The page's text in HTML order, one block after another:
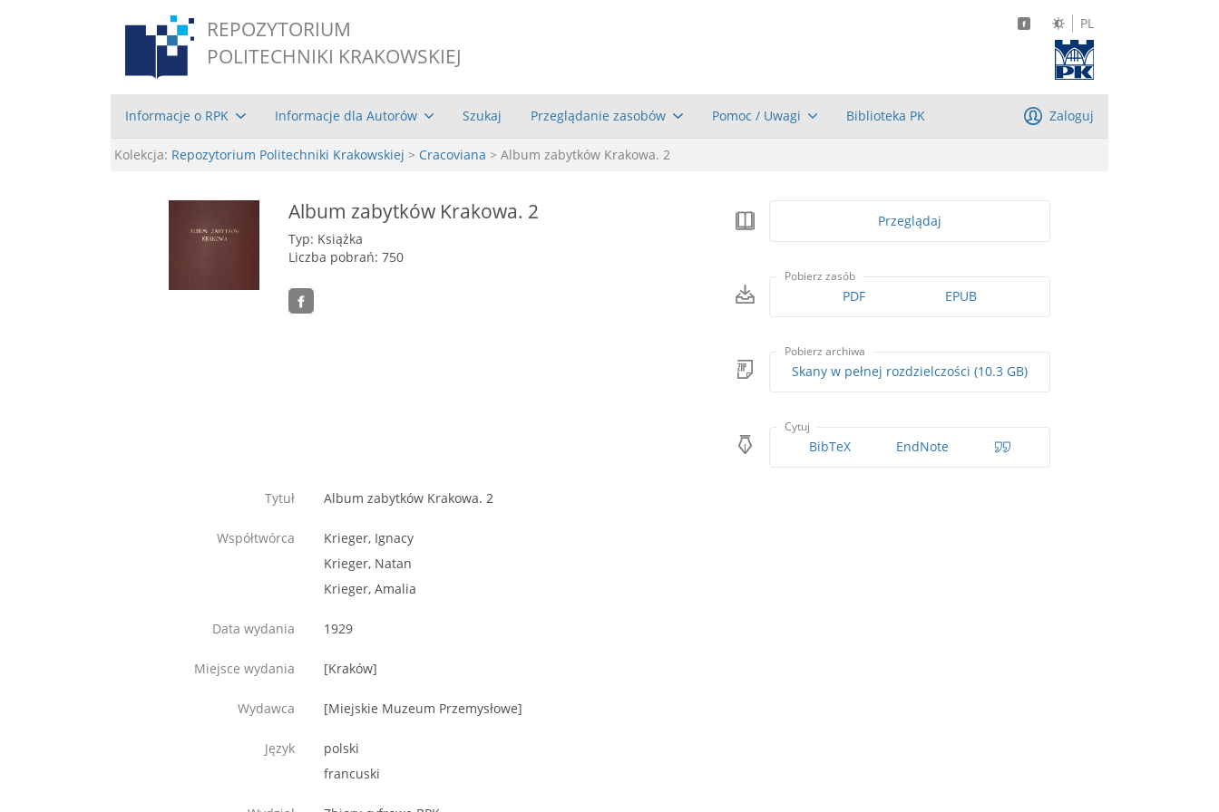
REPOZYTORIUM
POLITECHNIKI KRAKOWSKIEJ
PL
Informacje o RPK Informacje dla Autorów Szukaj Przeglądanie zasobów Pomoc / Uwagi Biblioteka PK Zaloguj
Kolekcja: Repozytorium Politechniki Krakowskiej > Cracoviana > Album zabytków Krakowa. 2
Album zabytków Krakowa. 2
Typ: Książka
Liczba pobrań: 750
Przeglądaj
Pobierz zasób
PDF EPUB
Pobierz archiwa
Skany w pełnej rozdzielczości (10.3 GB)
Cytuj
BibTeX EndNote
Tytuł Album zabytków Krakowa. 2
Współtwórca
Krieger, Ignacy
Krieger, Natan
Krieger, Amalia
Data wydania 1929
Miejsce wydania [Kraków]
Wydawca [Miejskie Muzeum Przemysłowe]
Język
polski
francuski